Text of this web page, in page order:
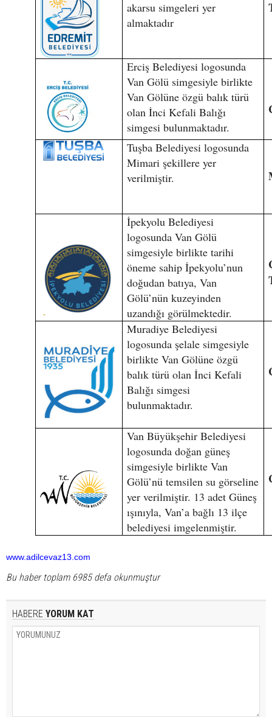
akarsu simgeleri yer
almaktadır
Erciş Belediyesi logosunda
Van Gölü simgesiyle birlikte
Van Gölüne özgü balık türü
olan İnci Kefali Balığı
simgesi bulunmaktadır.
Tuşba Belediyesi logosunda
Mimari şekillere yer
verilmiştir.
İpekyolu Belediyesi
logosunda Van Gölü
simgesiyle birlikte tarihi
öneme sahip İpekyolu’nun
doğudan batıya, Van
Gölü’nün kuzeyinden
uzandığı görülmektedir.
Muradiye Belediyesi
logosunda şelale simgesiyle
birlikte Van Gölüne özgü
balık türü olan İnci Kefali
Balığı simgesi
bulunmaktadır.
Van Büyükşehir Belediyesi
logosunda doğan güneş
simgesiyle birlikte Van
Gölü’nü temsilen su görseline
yer verilmiştir. 13 adet Güneş
ışınıyla, Van’a bağlı 13 ilçe
belediyesi imgelenmiştir.
www.adilcevaz13.com
Bu haber toplam 6985 defa okunmuştur
HABERE YORUM KAT